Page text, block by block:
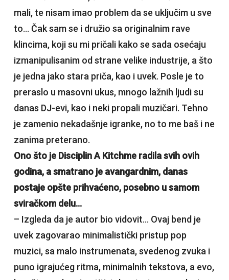
mali, te nisam imao problem da se uključim u sve
to… Čak sam se i družio sa originalnim rave
klincima, koji su mi pričali kako se sada osećaju
izmanipulisanim od strane velike industrije, a što
je jedna jako stara priča, kao i uvek. Posle je to
preraslo u masovni ukus, mnogo lažnih ljudi su
danas DJ-evi, kao i neki propali muzičari. Tehno
je zamenio nekadašnje igranke, no to me baš i ne
zanima preterano.
Ono što je Disciplin A Kitchme radila svih ovih
godina, a smatrano je avangardnim, danas
postaje opšte prihvaćeno, posebno u samom
sviračkom delu…
– Izgleda da je autor bio vidovit… Ovaj bend je
uvek zagovarao minimalistički pristup pop
muzici, sa malo instrumenata, svedenog zvuka i
puno igrajućeg ritma, minimalnih tekstova, a evo,